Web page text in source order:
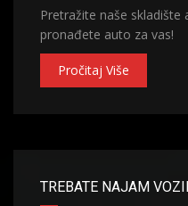
Pretražite naše
pronađete auto za vas!
Pročitaj Više
TREBATE NAJAM